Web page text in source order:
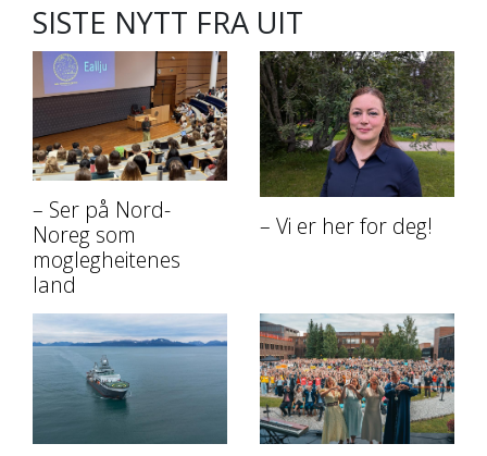
SISTE NYTT FRA UIT
– Ser på Nord-
Noreg som
moglegheitenes
land
– Vi er her for deg!